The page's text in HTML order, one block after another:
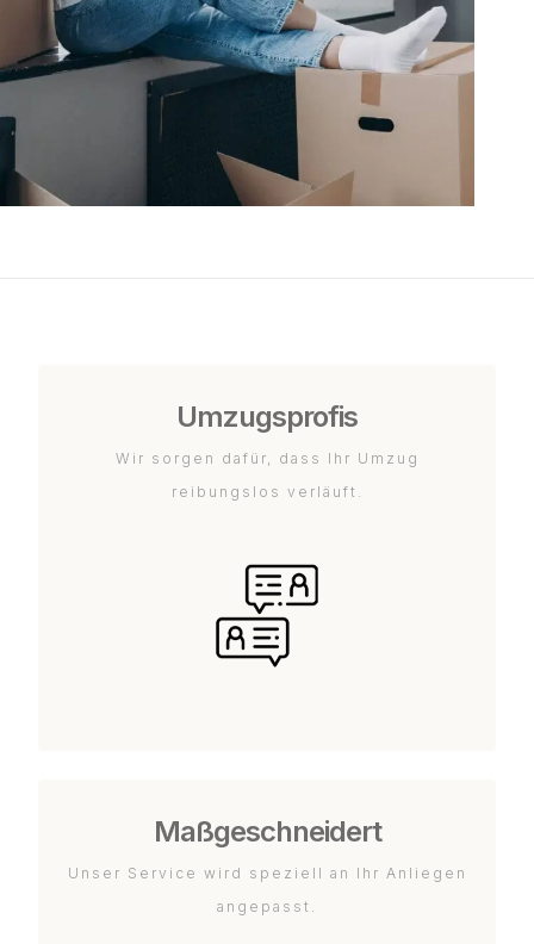
Umzugsprofis
Wir sorgen dafür, dass Ihr Umzug
reibungslos verläuft.
Maßgeschneidert
Unser Service wird speziell an Ihr Anliegen
angepasst.